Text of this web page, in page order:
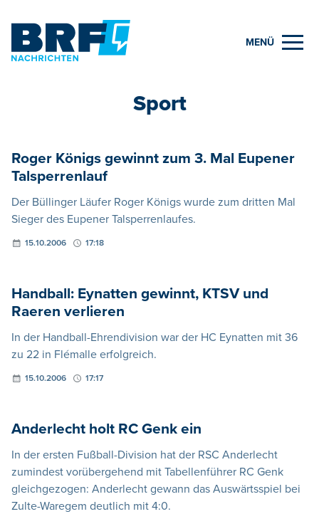
MENÜ
Sport
Roger Königs gewinnt zum 3. Mal Eupener
Talsperrenlauf
Der Büllinger Läufer Roger Königs wurde zum dritten Mal
Sieger des Eupener Talsperrenlaufes.
15.10.2006 17:18
Handball: Eynatten gewinnt, KTSV und
Raeren verlieren
In der Handball-Ehrendivision war der HC Eynatten mit 36
zu 22 in Flémalle erfolgreich.
15.10.2006 17:17
Anderlecht holt RC Genk ein
In der ersten Fußball-Division hat der RSC Anderlecht
zumindest vorübergehend mit Tabellenführer RC Genk
gleichgezogen: Anderlecht gewann das Auswärtsspiel bei
Zulte-Waregem deutlich mit 4:0.